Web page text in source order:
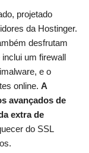
projetado
da Hostinger.
desfrutam
um firewall
e o
online. A
avançados de
extra de
do SSL